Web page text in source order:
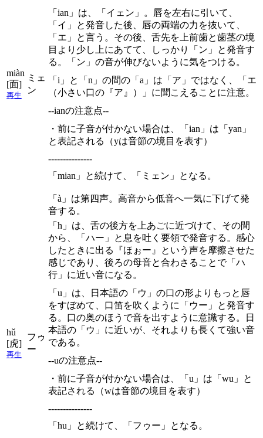
miàn
[面]
再生
ミェ
ン
「ian」は、「イェン」。唇を左右に引いて、
「イ」と発音した後、唇の両端の力を抜いて、
「エ」と言う。その後、舌先を上前歯と歯茎の境
目より少し上にあてて、しっかり「ン」と発音す
る。「ン」の音が伸びないように気をつける。
「i」と「n」の間の「a」は「ア」ではなく、「エ
（小さい口の『ア』）」に聞こえることに注意。
--ianの注意点--
・前に子音が付かない場合は、「ian」は「yan」
と表記される（yは音節の境目を表す）
---------------
「mian」と続けて、「ミェン」となる。
「à」は第四声。高音から低音へ一気に下げて発
音する。
hǔ
[虎]
再生
フゥ
ー
「h」は、舌の後方を上あごに近づけて、その間
から、「ハー」と息を吐く要領で発音する。感心
したときに出る『ほぉー』という声を摩擦させた
感じであり、後ろの母音と合わさることで「ハ
行」に近い音になる。
「u」は、日本語の「ウ」の口の形よりもっと唇
をすぼめて、口笛を吹くように「ウー」と発音す
る。口の奥のほうで音を出すように意識する。日
本語の「ウ」に近いが、それよりも長くて強い音
である。
--uの注意点--
・前に子音が付かない場合は、「u」は「wu」と
表記される（wは音節の境目を表す）
---------------
「hu」と続けて、「フゥー」となる。